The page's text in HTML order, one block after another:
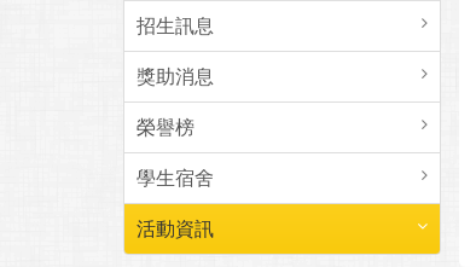
招生訊息
獎助消息
榮譽榜
學生宿舍
活動資訊